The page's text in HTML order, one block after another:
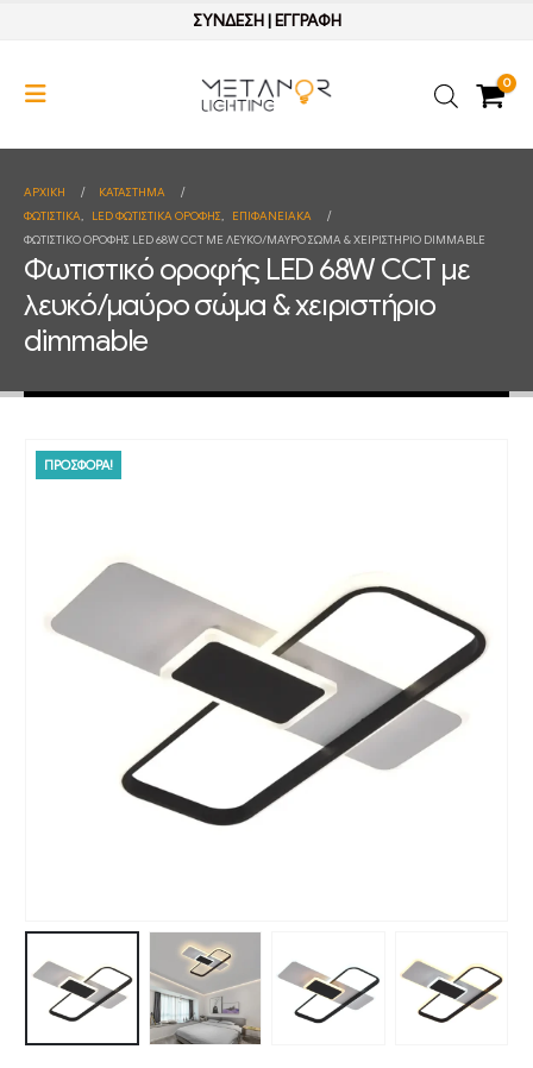
ΣΥΝΔΕΣΗ| ΕΓΓΡΑΦΗ
0
ΑΡΧΙΚΉ
ΚΑΤΆΣΤΗΜΑ
ΦΩΤΙΣΤΙΚΑ, LED ΦΩΤΙΣΤΙΚΑ ΟΡΟΦΗΣ,
ΕΠΙΦΑΝΕΙΑΚΑ
ΦΩΤΙΣΤΙΚΌ ΟΡΟΦΉΣ LED 68W CCT ΜΕ ΛΕΥΚΌ/ΜΑΎΡΟ ΣΏΜΑ & ΧΕΙΡΙΣΤΉΡΙΟ DIMMABLE
Φωτιστικό οροφής LED 68W CCT με
λευκό/μαύρο σώμα & χειριστήριο
dimmable
ΠΡΟΣΦΟΡΑ!